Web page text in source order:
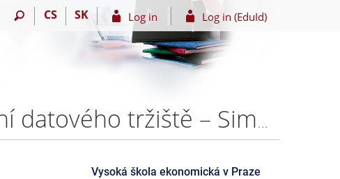
CS SK Log in Log in (EduId)
Metoda Data Vault a její implementace při budování datového tržiště – Simona Madhi
Vysoká škola ekonomická v Praze